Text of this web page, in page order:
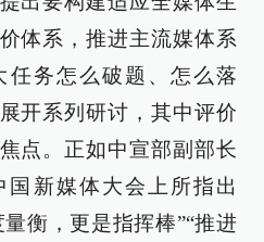
体系，推进主流媒体系
任务怎么破题、怎么落
开系列研讨，其中评价
点。正如中宣部副部长
国新媒体大会上所指出
衡，更是指挥棒”“推进